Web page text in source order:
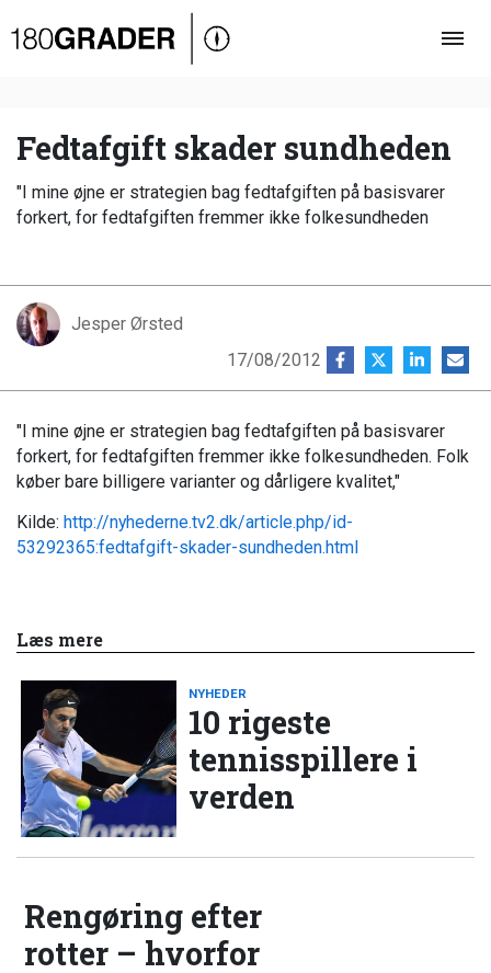
Oversigt
Debat
Video
Fedtafgift skader sundheden
"I mine øjne er strategien bag fedtafgiften på basisvarer
forkert, for fedtafgiften fremmer ikke folkesundheden
Jesper Ørsted
17/08/2012
"I mine øjne er strategien bag fedtafgiften på basisvarer
forkert, for fedtafgiften fremmer ikke folkesundheden. Folk
køber bare billigere varianter og dårligere kvalitet,"
Kilde: http://nyhederne.tv2.dk/article.php/id-
53292365:fedtafgift-skader-sundheden.html
Læs mere
NYHEDER
10 rigeste
tennisspillere i
verden
Rengøring efter
rotter – hvorfor